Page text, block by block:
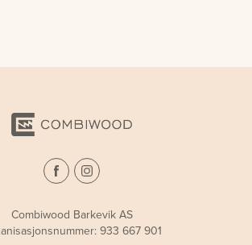
Combiwood Barkevik AS
933 667 901